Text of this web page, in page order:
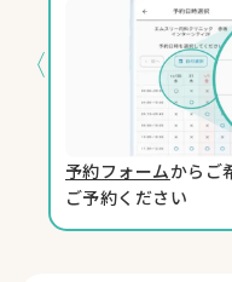
〈
予約フォームからご
ご予約ください